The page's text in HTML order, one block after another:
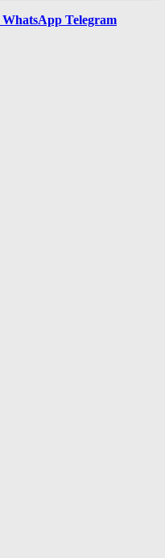
WhatsApp Telegram